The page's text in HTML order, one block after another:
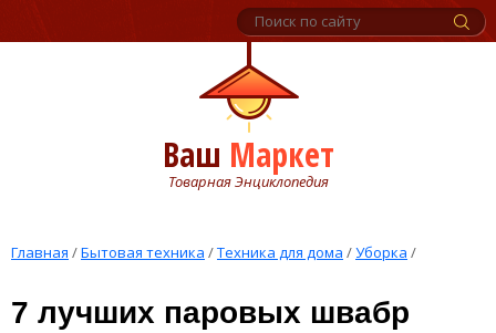
Ваш Маркет
Товарная Энциклопедия
Главная /Бытовая техника /Техника для дома /Уборка /
7 лучших паровых швабр